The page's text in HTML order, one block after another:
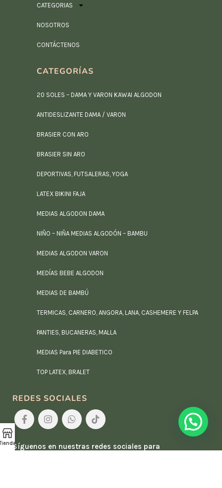
CATEGORIAS
NOSOTROS
CONTÁCTENOS
CATEGORÍAS
20 SOLES – DAMA Y VARON KAWAI ALGODON
ANTIDESLIZANTE DAMA / VARON
BRASIER CON ARO
BRASIER SIN ARO
DEPORTIVAS, FUTSALERAS, YOGA
LATEX BIKINI FAJA
MEDIAS ALGODON DAMA
NIÑO – NIÑA MEDIAS ALGODÓN – BAMBU
MEDIAS ALGODON VARON
MEDÍAS BEBE ALGODON
MEDIAS DE BAMBÚ
TERMICAS, CARNERO, ANGORA, LANA, CASHEMERE Y FELPA
PANTIES, BUCANERAS, MALLA
MEDIAS Para PIE DIABETICO
TOP LATEX, BRALET
REDES SOCIALES
Síguenos en nuestras redes sociales para